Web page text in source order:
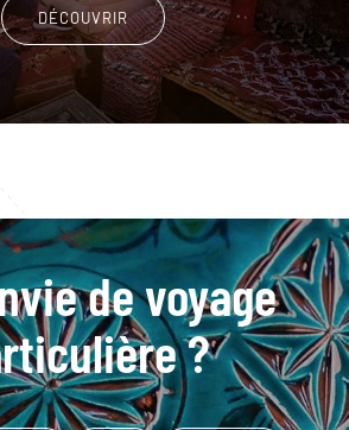
DÉCOUVRIR
de voyage
?